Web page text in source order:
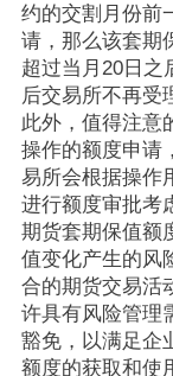
约的交割月份前
请，那么该套期
超过当月20日之
后交易所不再受
此外，‌值得注意
操作的额度申请
易所会根据操作
进行额度审批考
期货套期保值额
值变化产生的风
合的期货交易活
许具有风险管理
豁免，‌以满足企
额度的获取和使